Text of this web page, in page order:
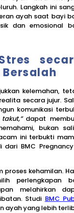
Langkah ini
ayah saat bayi
dan emosional
kelemahan,
secara jujur.
komunikasi
dapat
bukan
ini terbukti
dari BMC
kehamilan.
perlengkapan
melahirkan
Studi BMC
ayah yang lebih